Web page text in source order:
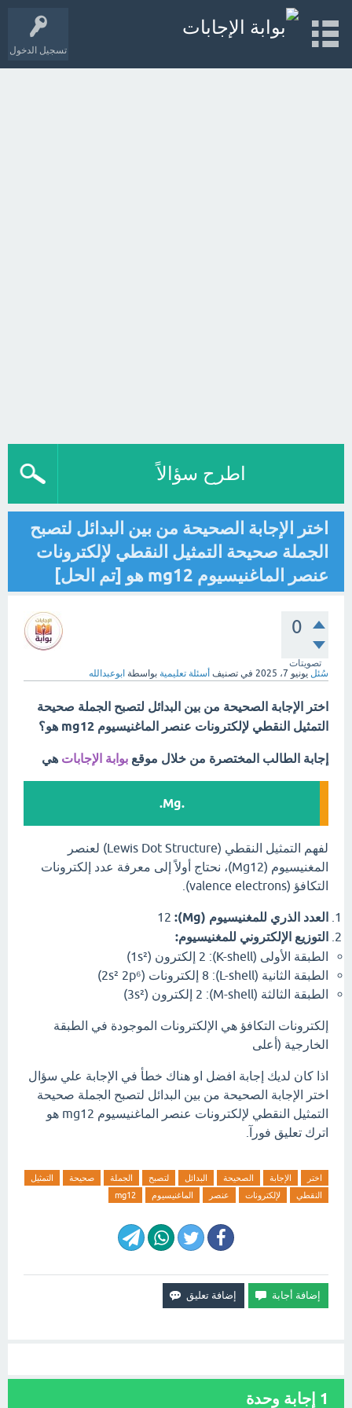
تسجيل الدخول
اطرح سؤالاً
اختر الإجابة الصحيحة من بين البدائل لتصبح
الجملة صحيحة التمثيل النقطي لإلكترونات
عنصر الماغنيسيوم mg12 هو [تم الحل]
0
تصويتات
سُئل يونيو 7، 2025 في تصنيف أسئلة تعليمية بواسطة ابوعبدالله
اختر الإجابة الصحيحة من بين البدائل لتصبح الجملة صحيحة
التمثيل النقطي لإلكترونات عنصر الماغنيسيوم mg12 هو؟
إجابة الطالب المختصرة من خلال موقع بوابة الإجابات هي
.Mg.
لفهم التمثيل النقطي (Lewis Dot Structure) لعنصر
المغنيسيوم (Mg12)، نحتاج أولاً إلى معرفة عدد إلكترونات
التكافؤ (valence electrons).
العدد الذري للمغنيسيوم (Mg):
التوزيع الإلكتروني للمغنيسيوم:
الطبقة الأولى (K-shell):
الطبقة الثانية (L-shell):
الطبقة الثالثة (M-shell):
إلكترونات التكافؤ هي الإلكترونات الموجودة في الطبقة
الخارجية (أعلى
اذا كان لديك إجابة افضل او هناك خطأ في الإجابة علي سؤال
اختر الإجابة الصحيحة من بين البدائل لتصبح الجملة صحيحة
التمثيل النقطي لإلكترونات عنصر الماغنيسيوم mg12 هو
اترك تعليق فورآ.
اختر الإجابة الصحيحة البدائل لتصبح الجملة صحيحة
التمثيل
النقطي
لإلكترونات عنصر الماغنيسيوم mg12
1 إجابة وحدة